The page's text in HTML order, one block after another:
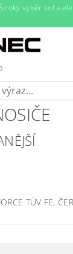
výběr kol a
TÜV FE,